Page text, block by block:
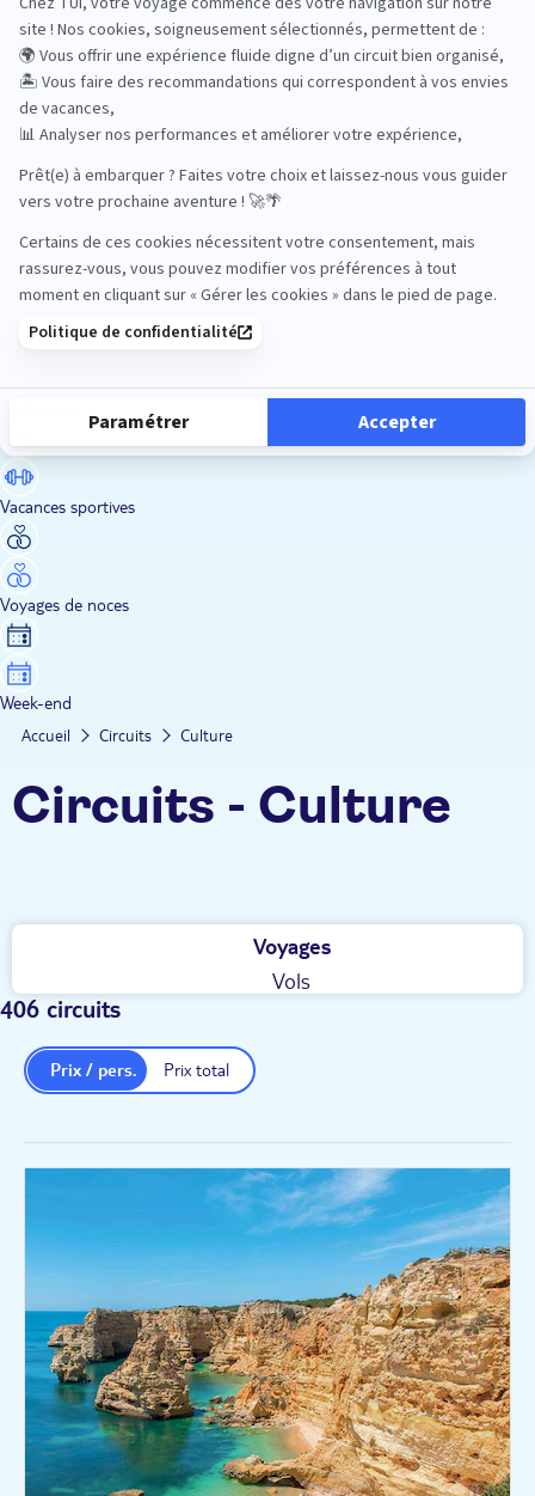
Road Trips
Safari
Sénior
Vacances sportives
Voyages de noces
Week-end
Accueil Circuits Culture
Circuits - Culture
Voyages
Vols
406 circuits
Prix total
Prix / pers.